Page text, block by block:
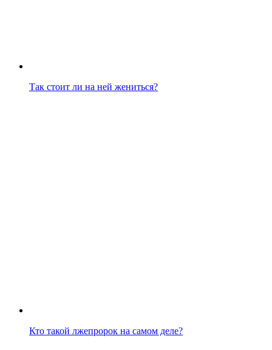
Так стоит ли на ней жениться?
Кто такой лжепророк на самом деле?